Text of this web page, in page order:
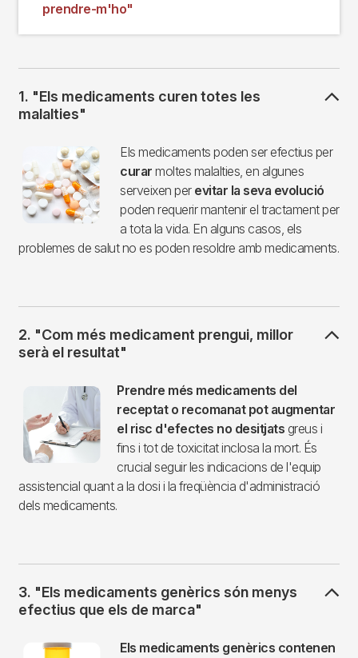
prendre-m'ho"
1. "Els medicaments curen totes les
malalties"
Els medicaments poden ser efectius per
curar moltes malalties, en algunes
serveixen per evitar la seva evolució
poden requerir mantenir el tractament per
a tota la vida. En alguns casos, els
problemes de salut no es poden resoldre amb medicaments.
2. "Com més medicament prengui, millor
serà el resultat"
Prendre més medicaments del
receptat o recomanat pot augmentar
el risc d'efectes no desitjats greus i
fins i tot de toxicitat inclosa la mort. És
crucial seguir les indicacions de l'equip
assistencial quant a la dosi i la freqüència d'administració
dels medicaments.
3. "Els medicaments genèrics són menys
efectius que els de marca"
Imagen
Els medicaments genèrics contenen